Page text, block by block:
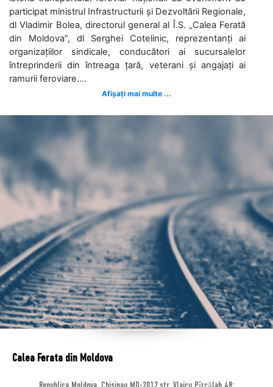
participat ministrul Infrastructurii și Dezvoltării Regionale,
dl Vladimir Bolea, directorul general al Î.S. „Calea Ferată
din Moldova”, dl Serghei Cotelinic, reprezentanți ai
organizațiilor sindicale, conducători ai sucursalelor
întreprinderii din întreaga țară, veterani și angajați ai
ramurii feroviare....
Afișați mai multe ...
Calea Ferata din Moldova